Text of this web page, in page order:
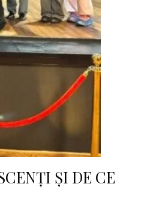
ȘI DE CE